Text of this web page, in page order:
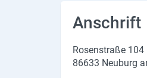
Anschrift
Rosenstraße 104
86633 Neuburg
Kontaktseite